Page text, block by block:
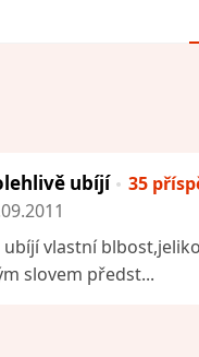
ubíjí
35
vlastní
slovem předst...